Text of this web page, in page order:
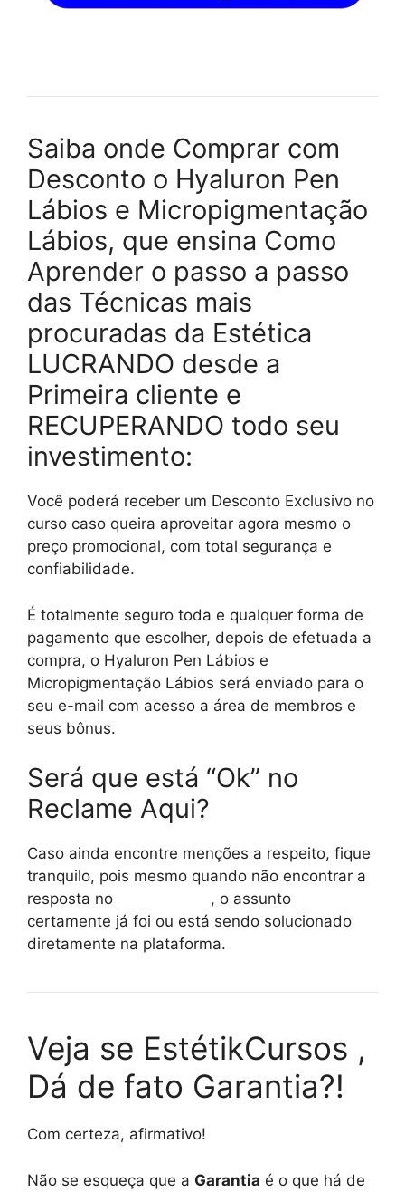
Saiba onde Comprar com
Desconto o Hyaluron Pen
Lábios e Micropigmentação
Lábios, que ensina Como
Aprender o passo a passo
das Técnicas mais
procuradas da Estética
LUCRANDO desde a
Primeira cliente e
RECUPERANDO todo seu
investimento:
Você poderá receber um Desconto Exclusivo no
curso caso queira aproveitar agora mesmo o
preço promocional, com total segurança e
confiabilidade.
É totalmente seguro toda e qualquer forma de
pagamento que escolher, depois de efetuada a
compra, o Hyaluron Pen Lábios e
Micropigmentação Lábios será enviado para o
seu e-mail com acesso a área de membros e
seus bônus.
Será que está “Ok” no
Reclame Aqui?
Caso ainda encontre menções a respeito, fique
tranquilo, pois mesmo quando não encontrar a
resposta no
, o assunto
certamente já foi ou está sendo solucionado
diretamente na plataforma.
Veja se EstétikCursos ,
Dá de fato Garantia?!
Com certeza, afirmativo!
Não se esqueça que a Garantia é o que há de